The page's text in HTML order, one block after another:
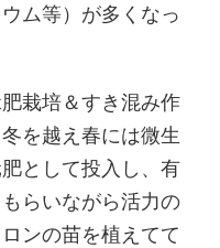
ム等）が多くなっ
栽培＆すき混み作
を越え春には微生
として投入し、有
らいながら活力の
ンの苗を植えてて